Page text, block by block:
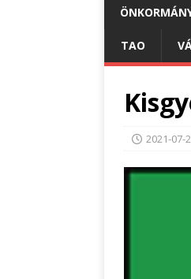
TAO
2021-07-